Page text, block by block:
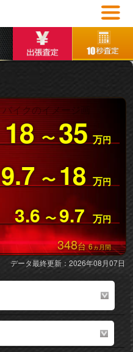
18 〜35 万円
9.7 〜 18 万円
3.6 〜9.7 万円
348台6ヵ月間
データ最終更新：2026年08月07日